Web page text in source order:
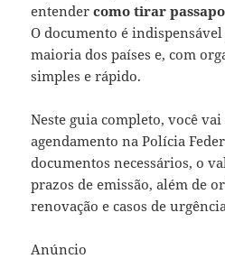
entendercomo tirar
O documento é
maioria dos países e, com
simples e rápido.
Neste guia completo, você
agendamento na Polícia
documentos necessários, o
prazos de emissão, além de
renovação e casos de
Anúncio